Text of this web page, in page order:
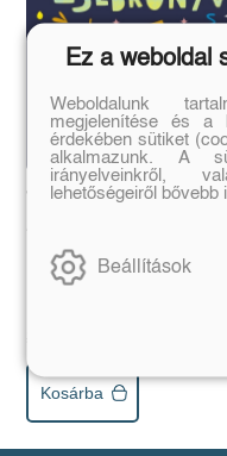
Tanári zsebkönyv
Kosárba
Ez a weboldal
Weboldalunk
megjelenítése és a
érdekében sütiket
alkalmazunk. A
irányelveinkről,
lehetőségeiről bővebb
Beállítások